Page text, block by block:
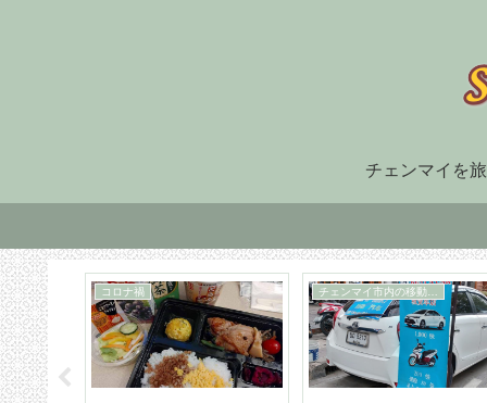
チェンマイを
住まい探し TM30